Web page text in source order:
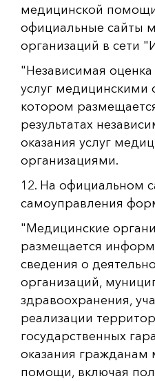
медицинской
официальные сайты
организаций в сети
"Независимая оценка
услуг медицинскими
котором
результатах
оказания услуг
организациями.
12. На официальном
самоуправления
"Медицинские
размещается
сведения о
организаций,
здравоохранения,
реализации
государственных
оказания гражданам
помощи, включая